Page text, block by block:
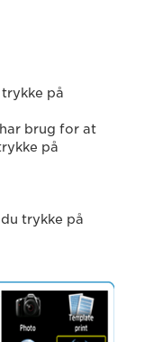
på
brug for at
på
trykke på